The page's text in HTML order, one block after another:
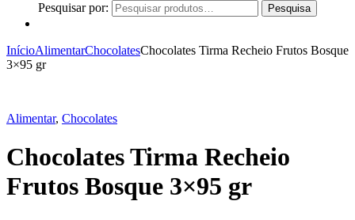
Pesquisar por:
Pesquisa
InícioAlimentarChocolatesChocolates Tirma Recheio Frutos Bosque
3×95 gr
Alimentar, Chocolates
Chocolates Tirma Recheio
Frutos Bosque 3×95 gr